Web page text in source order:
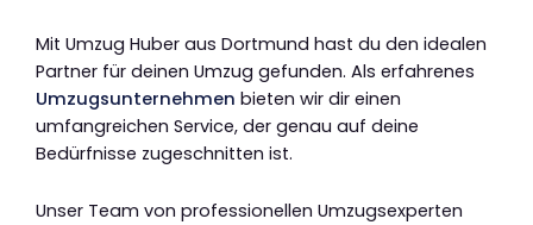
Mit Umzug Huber aus Dortmund hast du den idealen
Partner für deinen Umzug gefunden. Als erfahrenes
Umzugsunternehmen bieten wir dir einen
umfangreichen Service, der genau auf deine
Bedürfnisse zugeschnitten ist.
Unser Team von professionellen Umzugsexperten